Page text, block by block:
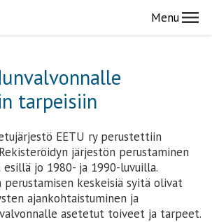
Menu
tarpeisiin
EETU ry perustettiin
järjestön perustaminen
jo 1980- ja 1990-luvuilla.
keskeisiä syitä olivat
ajankohtaistuminen ja
asetetut toiveet ja tarpeet.